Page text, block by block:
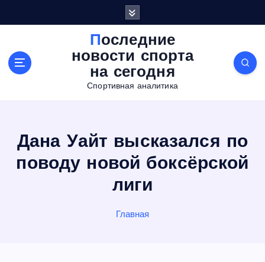
Последние
новости спорта
на сегодня
Спортивная аналитика
Дана Уайт высказался по
поводу новой боксёрской
лиги
Главная